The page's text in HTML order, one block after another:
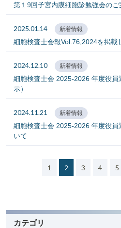
第１9回子宮内膜細胞診勉強会のご
2025.01.14 新着情報
細胞検査士会報Vol.76,2024を掲載
2024.12.10 新着情報
細胞検査士会 2025-2026 年度役員
示）
2024.11.21 新着情報
細胞検査士会 2025-2026 年度役員
いて
1 2（現在のページ）
3 4 5
カテゴリ